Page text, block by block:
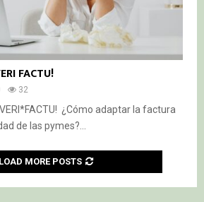
FACTU!
32
VERI*FACTU! ¿Cómo adaptar la factura
de las pymes?...
LOAD MORE POSTS